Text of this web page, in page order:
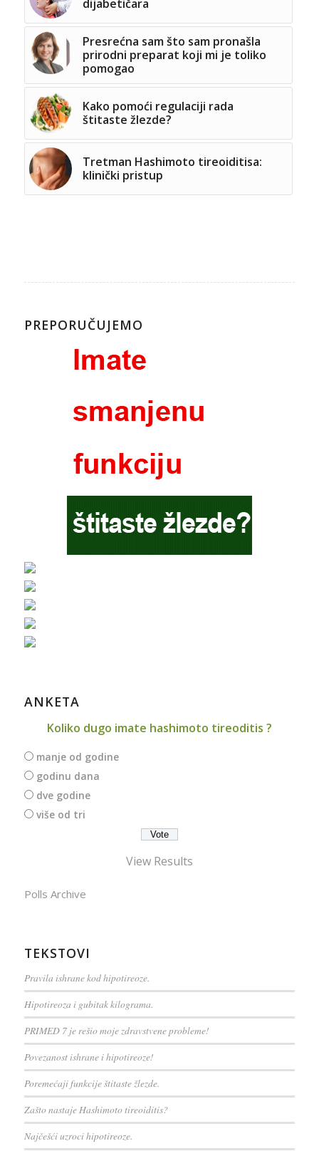
dijabetičara
Presrećna sam što sam pronašla
prirodni preparat koji mi je toliko
pomogao
Kako pomoći regulaciji rada
štitaste žlezde?
Tretman Hashimoto tireoiditisa:
klinički pristup
PREPORUČUJEMO
ANKETA
Koliko dugo imate hashimoto tireoditis ?
manje od godine
godinu dana
dve godine
više od tri
View Results
Polls Archive
TEKSTOVI
Pravila ishrane kod hipotireoze.
Hipotireoza i gubitak kilograma.
PRIMED 7 je rešio moje zdravstvene probleme!
Povezanost ishrane i hipotireoze!
Poremećaji funkcije štitaste žlezde.
Zašto nastaje Hashimoto tireoiditis?
Najčešći uzroci hipotireoze.